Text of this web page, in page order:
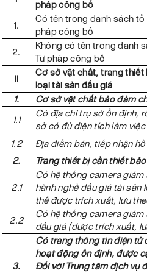
pháp công bố
1.
Có tên trong danh sách tổ
pháp công bố
2.
Không có tên trong danh
Tư pháp công bố
II
Cơ sở vật chất, trang thiết
loại tài sản đấu giá
1.
Cơ sở vật chất bảo đảm
1.1
Có địa chỉ trụ sở ổn định,
sở có đủ diện tích làm việc
1.2 Địa điểm bán, tiếp nhận
2.
Trang thiết bị cần thiết
2.1
Có hệ thống camera
hành nghề đấu giá tài sản
thể được trích xuất, lưu
2.2
Có hệ thống camera
đấu giá (được trích xuất,
3.
Có trang thông tin điện tử
hoạt động ổn định, được
Đối với Trung tâm dịch vụ